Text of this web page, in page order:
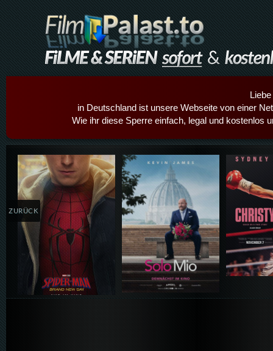
in Deutschland ist unsere Webseite von einer
Wie ihr diese Sperre einfach, legal und kostenlos
Details,Play Details,Play
ZURÜCK